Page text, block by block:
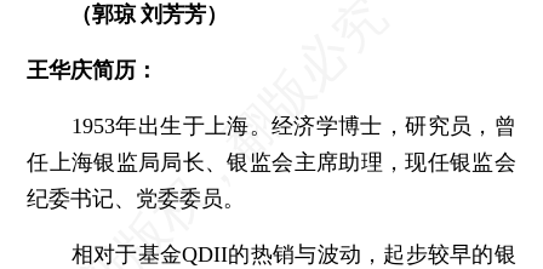
（郭琼 刘芳芳）
王华庆简历：
1953年出生于上海。经济学博士，研究员，曾
任上海银监局局长、银监会主席助理，现任银监会
纪委书记、党委委员。
相对于基金QDII的热销与波动，起步较早的银